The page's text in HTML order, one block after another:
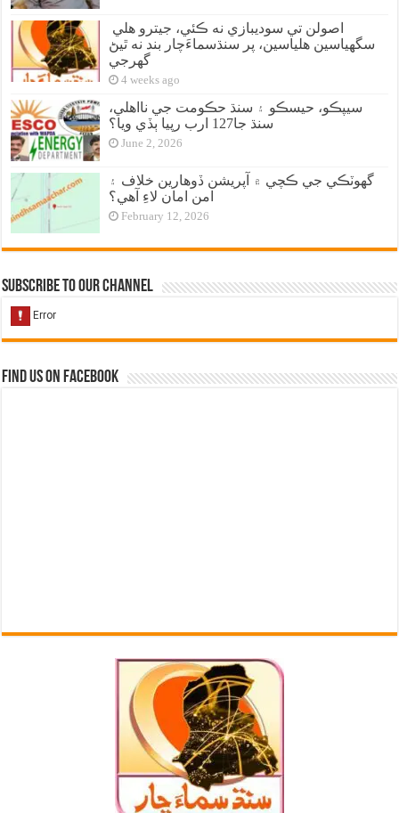
سگهياسين هلياسين، پر سنڌسماءَچار بند نه ٿيڻ
گهرجي
4 weeks ago
سيپڪو، حيسڪو ۽ سنڌ حڪومت جي نااهلي،
سنڌ جا127 ارب رپيا ٻڏي ويا؟
June 2, 2026
گهوٽڪي جي ڪچي ۾ آپريشن ڏوهارين خلاف ۽
امن امان لاءِ آهي؟
February 12, 2026
Subscribe to our Channel
Find us on Facebook